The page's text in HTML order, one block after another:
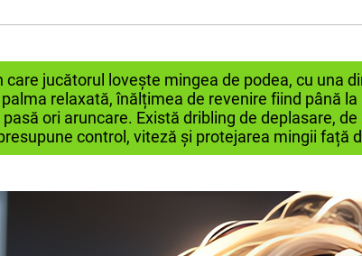
jucătorul lovește mingea de podea, cu una
relaxată, înălțimea de revenire fiind până
ori aruncare. Există dribling de deplasare,
control, viteză și protejarea mingii față